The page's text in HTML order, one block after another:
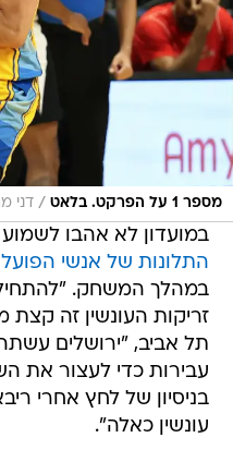
מספר 1 על הפרקט. בלאט / דני
במועדון לא אהבו
התלונות של אנשי הפועל
במהלך המשחק.
זריקות העונשין זה
תל אביב, "ירושלים
עבירות כדי לעצור את
עונשין כאלה".